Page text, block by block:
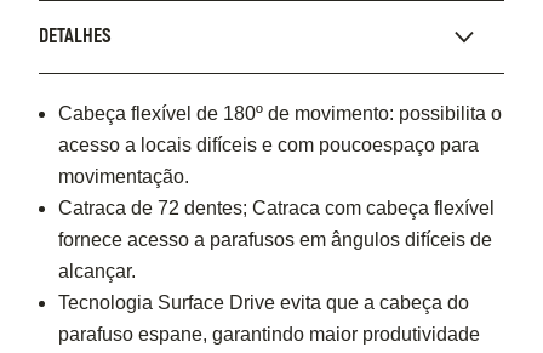
DETALHES
Cabeça flexível de 180º de movimento: possibilita o
acesso a locais difíceis e com poucoespaço para
movimentação.
Catraca de 72 dentes; Catraca com cabeça flexível
fornece acesso a parafusos em ângulos difíceis de
alcançar.
Tecnologia Surface Drive evita que a cabeça do
parafuso espane, garantindo maior produtividade